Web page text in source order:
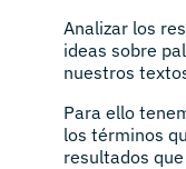
Analizar los
ideas sobre
nuestros
Para ello
los términos
resultados